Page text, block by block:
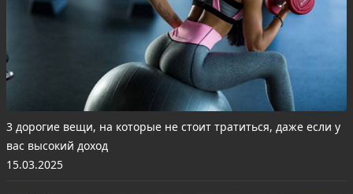
3 дорогие вещи, на которые не стоит тратиться, даже если у
вас высокий доход
15.03.2025